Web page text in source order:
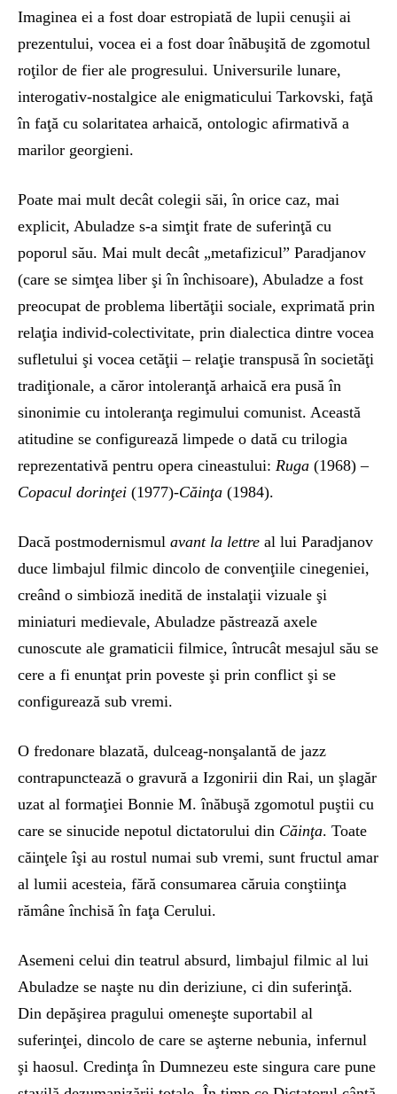
Imaginea ei a fost doar estropiată de lupii cenuşii ai
prezentului, vocea ei a fost doar înăbuşită de zgomotul
roţilor de fier ale progresului. Universurile lunare,
interogativ-nostalgice ale enigmaticului Tarkovski, faţă
în faţă cu solaritatea arhaică, ontologic afirmativă a
marilor georgieni.
Poate mai mult decât colegii săi, în orice caz, mai
explicit, Abuladze s-a simţit frate de suferinţă cu
poporul său. Mai mult decât „metafizicul” Paradjanov
(care se simţea liber şi în închisoare), Abuladze a fost
preocupat de problema libertăţii sociale, exprimată prin
relaţia individ-colectivitate, prin dialectica dintre vocea
sufletului şi vocea cetăţii – relaţie transpusă în societăţi
tradiţionale, a căror intoleranţă arhaică era pusă în
sinonimie cu intoleranţa regimului comunist. Această
atitudine se configurează limpede o dată cu trilogia
reprezentativă pentru opera cineastului: Ruga (1968) –
Copacul dorinţei (1977)-Căinţa (1984).
Dacă postmodernismul avant la lettre al lui Paradjanov
duce limbajul filmic dincolo de convenţiile cinegeniei,
creând o simbioză inedită de instalaţii vizuale şi
miniaturi medievale, Abuladze păstrează axele
cunoscute ale gramaticii filmice, întrucât mesajul său se
cere a fi enunţat prin poveste şi prin conflict şi se
configurează sub vremi.
O fredonare blazată, dulceag-nonşalantă de jazz
contrapunctează o gravură a Izgonirii din Rai, un şlagăr
uzat al formaţiei Bonnie M. înăbuşă zgomotul puştii cu
care se sinucide nepotul dictatorului din Căinţa. Toate
căinţele îşi au rostul numai sub vremi, sunt fructul amar
al lumii acesteia, fără consumarea căruia conştiinţa
rămâne închisă în faţa Cerului.
Asemeni celui din teatrul absurd, limbajul filmic al lui
Abuladze se naşte nu din deriziune, ci din suferinţă.
Din depăşirea pragului omeneşte suportabil al
suferinţei, dincolo de care se aşterne nebunia, infernul
şi haosul. Credinţa în Dumnezeu este singura care pune